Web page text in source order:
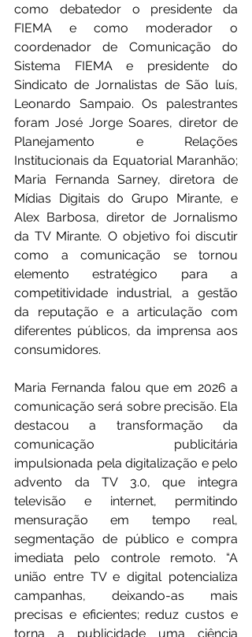
como debatedor o presidente da
FIEMA e como moderador o
coordenador de Comunicação do
Sistema FIEMA e presidente do
Sindicato de Jornalistas de São luís,
Leonardo Sampaio. Os palestrantes
foram José Jorge Soares, diretor de
Planejamento e Relações
Institucionais da Equatorial Maranhão;
Maria Fernanda Sarney, diretora de
Mídias Digitais do Grupo Mirante, e
Alex Barbosa, diretor de Jornalismo
da TV Mirante. O objetivo foi discutir
como a comunicação se tornou
elemento estratégico para a
competitividade industrial, a gestão
da reputação e a articulação com
diferentes públicos, da imprensa aos
consumidores.
Maria Fernanda falou que em 2026 a
comunicação será sobre precisão. Ela
destacou a transformação da
comunicação publicitária
impulsionada pela digitalização e pelo
advento da TV 3.0, que integra
televisão e internet, permitindo
mensuração em tempo real,
segmentação de público e compra
imediata pelo controle remoto. “A
união entre TV e digital potencializa
campanhas, deixando-as mais
precisas e eficientes; reduz custos e
torna a publicidade uma ciência